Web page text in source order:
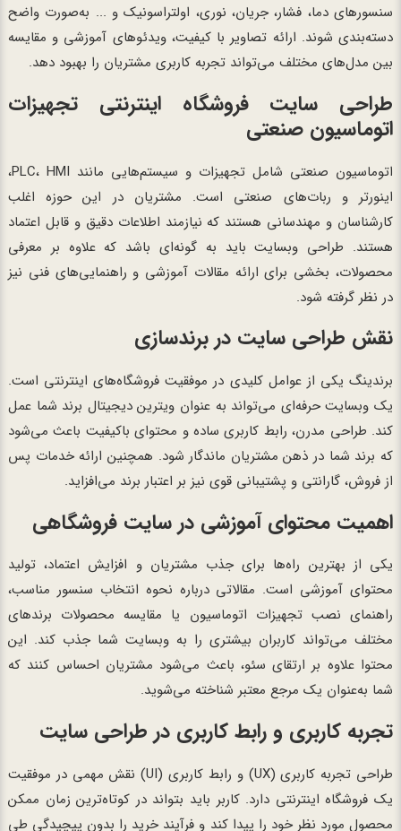
سنسورهای دما، فشار، جریان، نوری، اولتراسونیک و ... به‌صورت واضح
دسته‌بندی شوند. ارائه تصاویر با کیفیت، ویدئوهای آموزشی و مقایسه
بین مدل‌های مختلف می‌تواند تجربه کاربری مشتریان را بهبود دهد.
طراحی سایت فروشگاه اینترنتی تجهیزات
اتوماسیون صنعتی
اتوماسیون صنعتی شامل تجهیزات و سیستم‌هایی مانند PLC، HMI،
اینورتر و ربات‌های صنعتی است. مشتریان در این حوزه اغلب
کارشناسان و مهندسانی هستند که نیازمند اطلاعات دقیق و قابل اعتماد
هستند. طراحی وبسایت باید به گونه‌ای باشد که علاوه بر معرفی
محصولات، بخشی برای ارائه مقالات آموزشی و راهنمایی‌های فنی نیز
در نظر گرفته شود.
نقش طراحی سایت در برندسازی
برندینگ یکی از عوامل کلیدی در موفقیت فروشگاه‌های اینترنتی است.
یک وبسایت حرفه‌ای می‌تواند به عنوان ویترین دیجیتال برند شما عمل
کند. طراحی مدرن، رابط کاربری ساده و محتوای باکیفیت باعث می‌شود
که برند شما در ذهن مشتریان ماندگار شود. همچنین ارائه خدمات پس
از فروش، گارانتی و پشتیبانی قوی نیز بر اعتبار برند می‌افزاید.
اهمیت محتوای آموزشی در سایت فروشگاهی
یکی از بهترین راه‌ها برای جذب مشتریان و افزایش اعتماد، تولید
محتوای آموزشی است. مقالاتی درباره نحوه انتخاب سنسور مناسب،
راهنمای نصب تجهیزات اتوماسیون یا مقایسه محصولات برندهای
مختلف می‌تواند کاربران بیشتری را به وبسایت شما جذب کند. این
محتوا علاوه بر ارتقای سئو، باعث می‌شود مشتریان احساس کنند که
شما به‌عنوان یک مرجع معتبر شناخته می‌شوید.
تجربه کاربری و رابط کاربری در طراحی سایت
طراحی تجربه کاربری (UX) و رابط کاربری (UI) نقش مهمی در موفقیت
یک فروشگاه اینترنتی دارد. کاربر باید بتواند در کوتاه‌ترین زمان ممکن
محصول مورد نظر خود را پیدا کند و فرآیند خرید را بدون پیچیدگی طی